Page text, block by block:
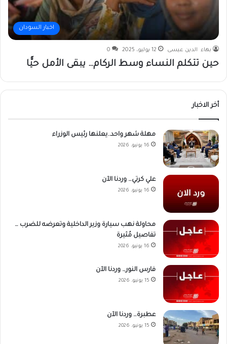
اخبار السودان
بهاء الدين عيسى 12 يوليو، 2025 0
حين تتكلم النساء وسط الركام… يبقى الأمل حيًّا
أخر الاخبار
مهلة شهر واحد..يعلنها رئيس الوزراء
16 يونيو، 2026
علي كرتي… وردنا الآن
16 يونيو، 2026
محاولة نهب سيارة وزير الداخلية وتعرضه للضرب …
تفاصيل مُثيرة
16 يونيو، 2026
فارس النور… وردنا الآن
15 يونيو، 2026
عطبرة… وردنا الآن
15 يونيو، 2026